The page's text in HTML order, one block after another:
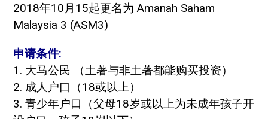
2018年10月15起更名为 Amanah Saham
Malaysia 3 (ASM3)
申请条件:
1. 大马公民 （土著与非土著都能购买投资）
2. 成人户口（18或以上）
3. 青少年户口（父母18岁或以上为未成年孩子开